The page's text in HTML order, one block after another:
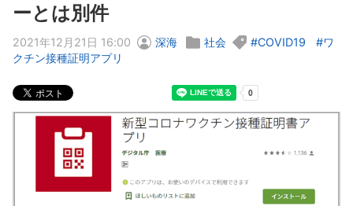
ーとは別件
2021年12月21日 16:00 深海 社会 COVID19
ワ
クチン接種証明アプリ